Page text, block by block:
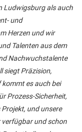
Ludwigsburg als auch
und
Herzen und wir
Talenten aus dem
Nachwuchstalente
siegt Präzision,
kommt es auch bei
Prozess-Sicherheit,
und unsere
verfügbar und schon